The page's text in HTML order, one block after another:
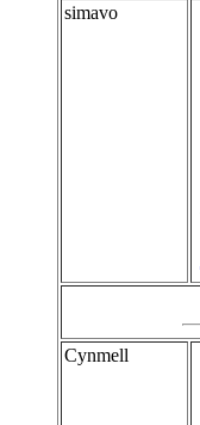
simavo
Cynmell